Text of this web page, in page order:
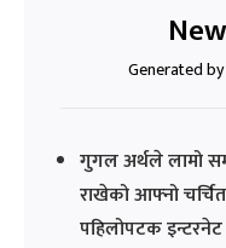
Generated
गुगल अर्थले लामो
राखेको आफ्नो
पहिलोपटक इन्टरनेट